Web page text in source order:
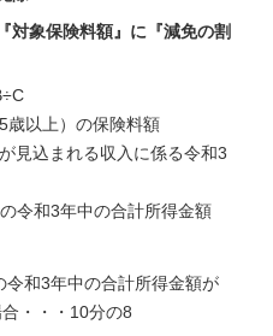
対象保険料額』に『減免の割
以上）の保険料額
込まれる収入に係る令和3
和3年中の合計所得金額
令和3年中の合計所得金額が
・・・10分の8